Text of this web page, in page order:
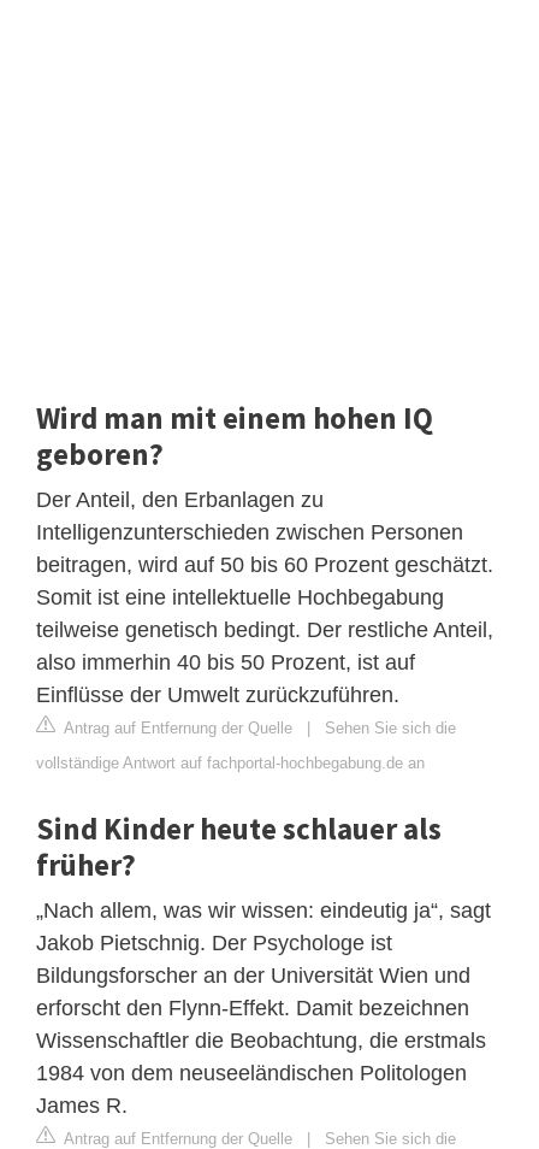
Wird man mit einem hohen IQ
geboren?
Der Anteil, den Erbanlagen zu
Intelligenzunterschieden zwischen Personen
beitragen, wird auf 50 bis 60 Prozent geschätzt.
Somit ist eine intellektuelle Hochbegabung
teilweise genetisch bedingt. Der restliche Anteil,
also immerhin 40 bis 50 Prozent, ist auf
Einflüsse der Umwelt zurückzuführen.
Antrag auf Entfernung der Quelle | Sehen Sie sich die
vollständige Antwort auf fachportal-hochbegabung.de an
Sind Kinder heute schlauer als
früher?
„Nach allem, was wir wissen: eindeutig ja“, sagt
Jakob Pietschnig. Der Psychologe ist
Bildungsforscher an der Universität Wien und
erforscht den Flynn-Effekt. Damit bezeichnen
Wissenschaftler die Beobachtung, die erstmals
1984 von dem neuseeländischen Politologen
James R.
Antrag auf Entfernung der Quelle | Sehen Sie sich die